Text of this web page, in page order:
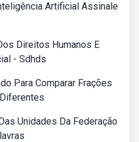
Artificial Assinale
Direitos Humanos E
- Sdhds
Para Comparar Frações
Unidades Da Federação